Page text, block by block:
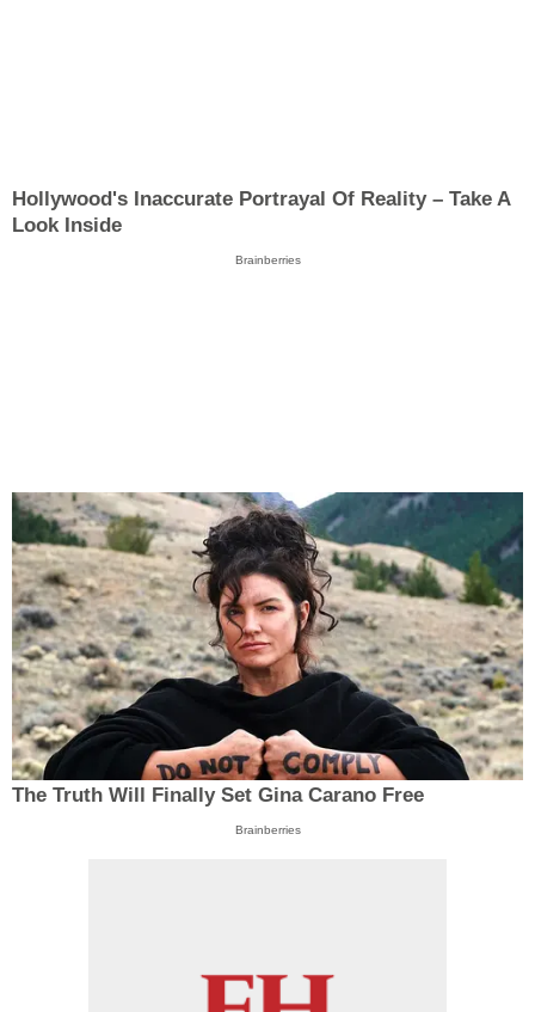
Hollywood's Inaccurate Portrayal Of Reality – Take A
Look Inside
Brainberries
The Truth Will Finally Set Gina Carano Free
Brainberries